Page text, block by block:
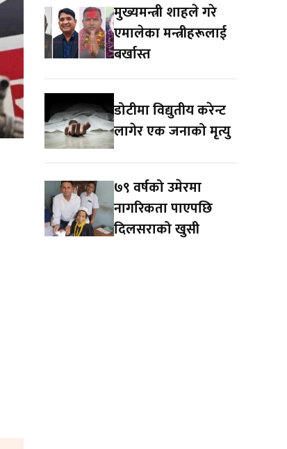
मुख्यमन्त्री शाहले गरे
एमालेका मन्त्रीहरूलाई
बर्खास्त
डोटीमा विद्युतीय करेन्ट
लागेर एक जनाको मृत्यु
७९ वर्षको उमेरमा
नागरिकता पाएपछि
दिलसराको खुसी